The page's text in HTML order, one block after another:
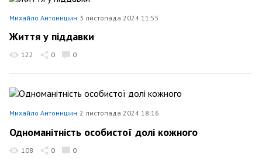
Михайло Антонишин 3 листопада 2024 11:55
Життя у піддавки
122 0 0
Михайло Антонишин 2 листопада 2024 18:16
Одноманітність особистої долі кожного
108 0 0